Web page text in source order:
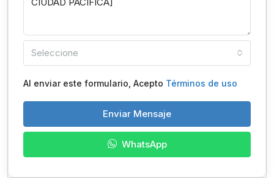
Seleccione
Al enviar este formulario, Acepto Términos de uso
Enviar Mensaje
WhatsApp